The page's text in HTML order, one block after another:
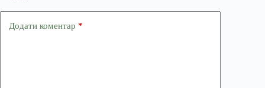
Додати коментар *